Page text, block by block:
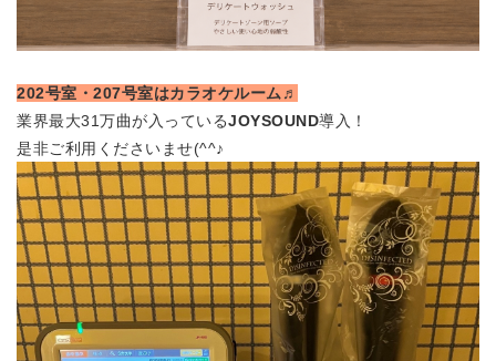
202号室・207号室はカラオケルーム♬
業界最大31万曲が入っているJOYSOUND導入！
是非ご利用くださいませ(^^♪